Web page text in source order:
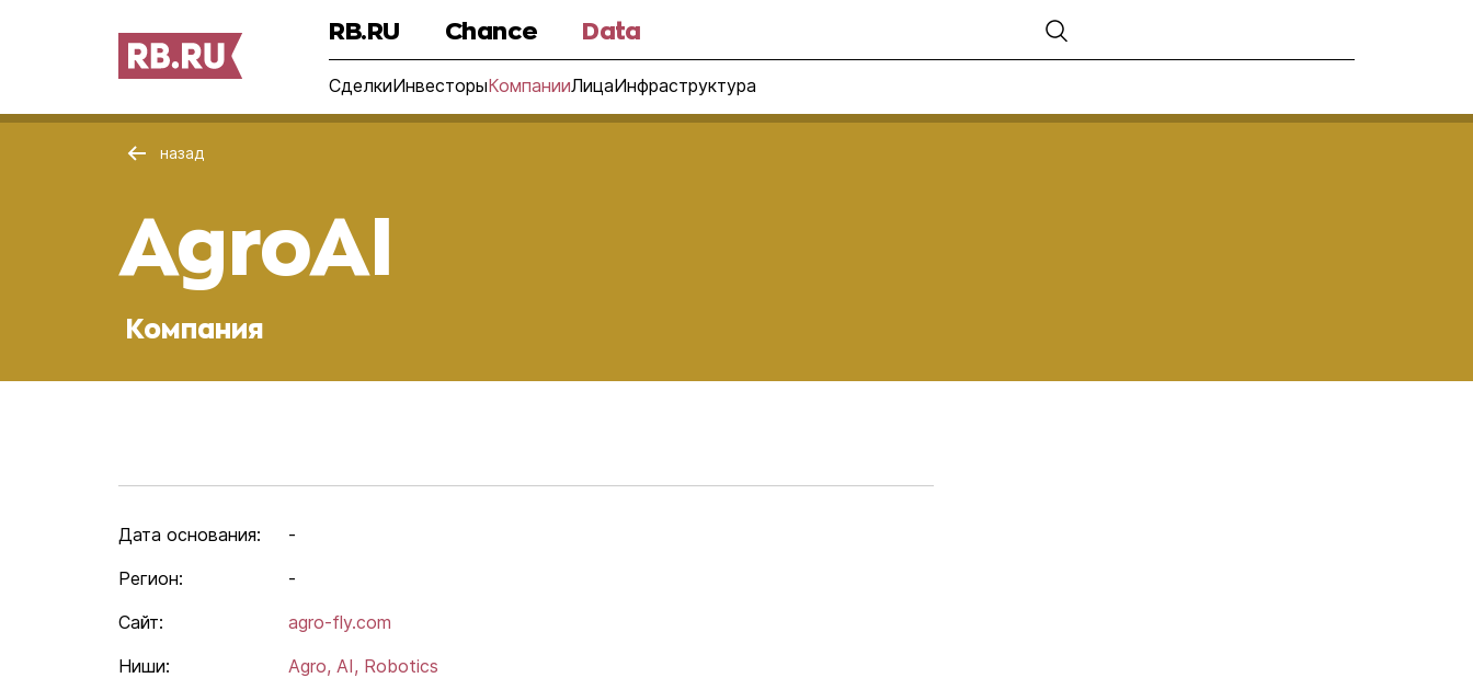
RB.RU Chance Data
СделкиИнвесторыКомпанииЛицаИнфраструктура
назад
AgroAI
Компания
Дата основания:
-
Регион:
-
Сайт:
agro-fly.com
Ниши:
Agro, AI, Robotics